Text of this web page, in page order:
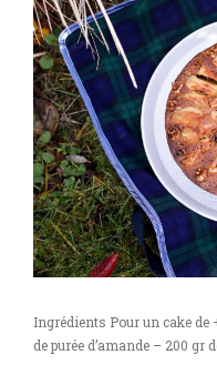
Ingrédients Pour un cake de
de purée d’amande – 200 gr